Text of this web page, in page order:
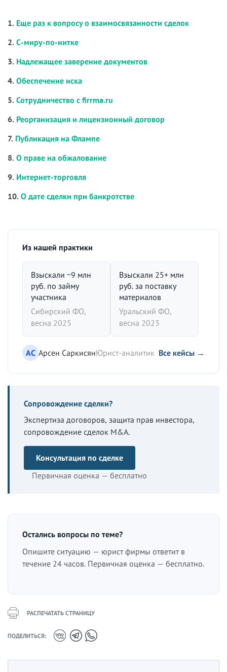
1. Еще раз к вопросу о взаимосвязанности сделок
2. С-миру-по-нитке
3. Надлежащее заверение документов
4. Обеспечение иска
5. Сотрудничество с firrma.ru
6. Реорганизация и лицензионный договор
7. Публикация на Флампе
8. О праве на обжалование
9. Интернет-торговля
10. О дате сделки при банкротстве
Из нашей практики
Взыскали ~9 млн
руб. по займу
участника
Сибирский ФО,
весна 2025
Взыскали 25+ млн
руб. за поставку
материалов
Уральский ФО,
весна 2023
АС Арсен СаркисянЮрист-аналитик Все кейсы →
Сопровождение сделки?
Экспертиза договоров, защита прав инвестора,
сопровождение сделок M&A.
Консультация по сделке
Первичная оценка — бесплатно
Остались вопросы по теме?
Опишите ситуацию — юрист фирмы ответит в
течение 24 часов. Первичная оценка — бесплатно.
РАСПЕЧАТАТЬ СТРАНИЦУ
ПОДЕЛИТЬСЯ: